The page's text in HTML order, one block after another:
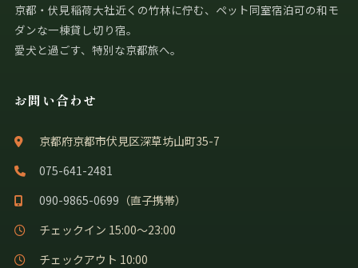
京都・伏見稲荷大社近くの竹林に佇む、ペット同室宿泊可の和モ
ダンな一棟貸し切り宿。
愛犬と過ごす、特別な京都旅へ。
お問い合わせ
京都府京都市伏見区深草坊山町35-7
075-641-2481
090-9865-0699 （直子携帯）
チェックイン 15:00〜23:00
チェックアウト 10:00